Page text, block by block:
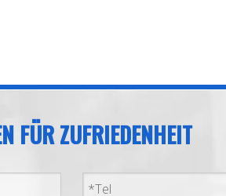
FÜR ZUFRIEDENHEIT